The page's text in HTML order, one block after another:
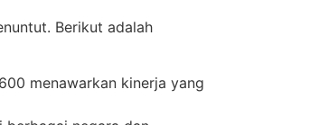
Berikut adalah
menawarkan kinerja yang